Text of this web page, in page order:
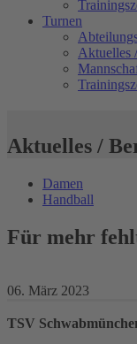
Turnen
Aktuelles
Aktuelles /
Damen
Handball
Für mehr
06. März 2023
TSV